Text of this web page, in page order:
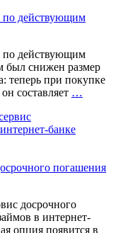
по действующим
по действующим
был снижен размер
теперь при покупке
составляет …
погашения
досрочного
в интернет-
опция появится в